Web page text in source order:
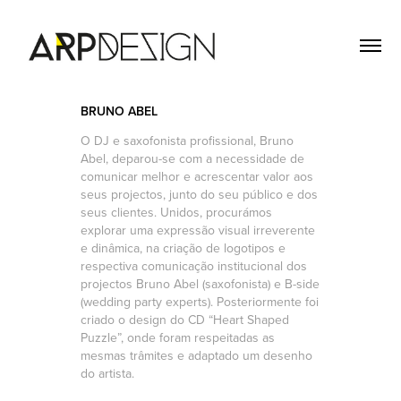
BRUNO ABEL
O DJ e saxofonista profissional, Bruno
Abel, deparou-se com a necessidade de
comunicar melhor e acrescentar valor aos
seus projectos, junto do seu público e dos
seus clientes. Unidos, procurámos
explorar uma expressão visual irreverente
e dinâmica, na criação de logotipos e
respectiva comunicação institucional dos
projectos Bruno Abel (saxofonista) e B-side
(wedding party experts). Posteriormente foi
criado o design do CD “Heart Shaped
Puzzle”, onde foram respeitadas as
mesmas trâmites e adaptado um desenho
do artista.